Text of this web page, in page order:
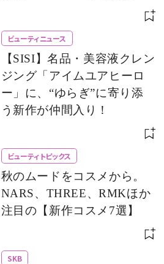
ビューティニュース
【SISI】名品・美容液クレン
ジング「アイムユアヒーロ
ー」に、“ゆらぎ”に寄り添
う新作が仲間入り！
ビューティトピックス
秋のムードをコスメから。
NARS、THREE、RMKほか
注目の【新作コスメ7選】
SKB